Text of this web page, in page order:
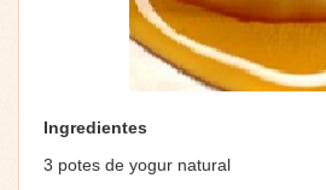
Ingredientes
3 potes de yogur natural